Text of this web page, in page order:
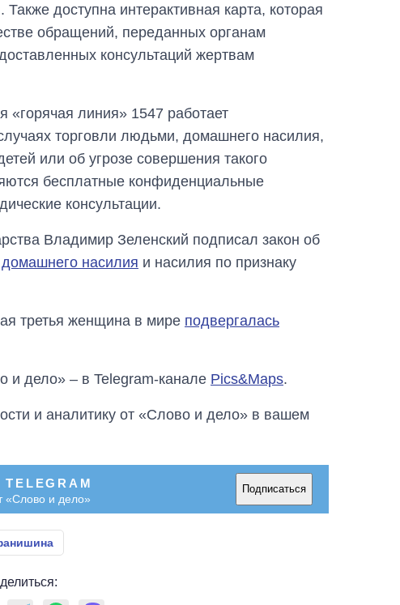
доступна интерактивная карта, которая
обращений, переданных органам
консультаций жертвам
«горячая линия» 1547 работает
торговли людьми, домашнего насилия,
или об угрозе совершения такого
бесплатные конфиденциальные
консультации.
Владимир Зеленский подписал закон об
насилия и насилия по признаку
третья женщина в мире подвергалась
и дело» – в Telegram-канале Pics&Maps.
и аналитику от «Слово и дело» в вашем
«Слово и дело»
Подписаться